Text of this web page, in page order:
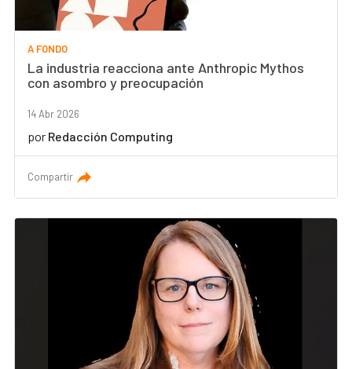
A FONDO
La industria reacciona ante Anthropic Mythos
con asombro y preocupación
14 Abr 2026
por Redacción Computing
Compartir